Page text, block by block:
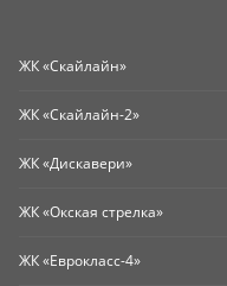
ЖК «Скайлайн»
ЖК «Скайлайн-2»
ЖК «Дискавери»
ЖК «Окская стрелка»
ЖК «Еврокласс-4»